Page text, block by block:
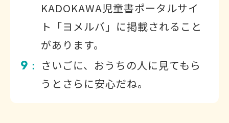
KADOKAWA児童書ポータルサイ
ト「ヨメルバ」に掲載されること
があります。
9 ：
さいごに、おうちの人に見てもら
うとさらに安心だね。